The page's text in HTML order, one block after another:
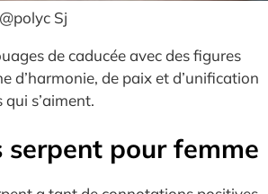
Sj
de caducée avec des figures
d’harmonie, de paix et d’unification
s’aiment.
serpent pour femme